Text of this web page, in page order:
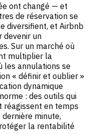
ont changé — et
de réservation se
diversifient, et Airbnb
devenir un
Sur un marché où
multiplier la
les annulations se
« définir et oublier »
dynamique
: des outils qui
réagissent en temps
minute,
la rentabilité